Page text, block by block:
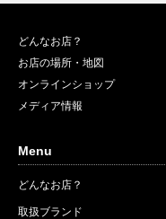
どんなお店？
お店の場所・地図
オンラインショップ
メディア情報
Menu
どんなお店？
取扱ブランド